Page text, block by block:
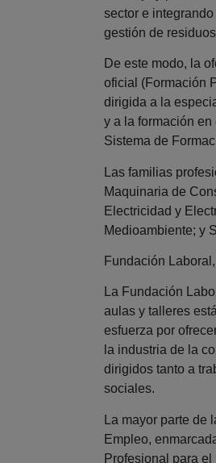
sector e
gestión de
De este modo, la
oficial (Formación
dirigida a la
y a la formación
Sistema de
Las familias
Maquinaria de
Electricidad y
Medioambiente; y
Fundación
La Fundación
aulas y talleres
esfuerza por
la industria de la
dirigidos tanto a
sociales.
La mayor parte de
Empleo,
Profesional para